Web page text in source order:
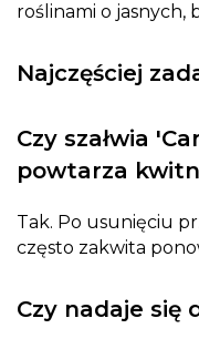
roślinami o jasnych,
Najczęściej
Czy szałwia
powtarza
Tak. Po usunięciu
często zakwita
Czy nadaje się